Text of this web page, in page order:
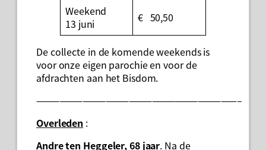
Weekend
13 juni
€ 50,50
De collecte in de komende weekends is
voor onze eigen parochie en voor de
afdrachten aan het Bisdom.
——————————————————————————–
Overleden :
Andre ten Heggeler, 68 jaar. Na de